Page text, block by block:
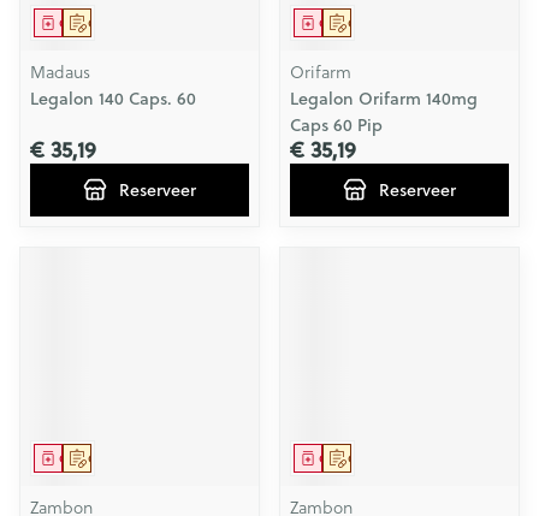
Op voorschrift
Geneesmiddel
Madaus
Legalon 140 Caps. 60
€ 35,19
Reserveer
Op voorschrift
Geneesmiddel
Orifarm
Legalon Orifarm 140mg
Caps 60 Pip
€ 35,19
Reserveer
Op voorschrift
Geneesmiddel
Zambon
Op voorschrift
Geneesmiddel
Zambon